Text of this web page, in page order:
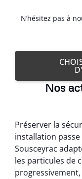
N’hésitez pas à
Nos
Préserver la
installation
Sousceyrac
les particules de